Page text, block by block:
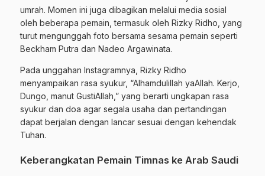
umrah. Momen ini juga dibagikan melalui media sosial
oleh beberapa pemain, termasuk oleh Rizky Ridho, yang
turut mengunggah foto bersama sesama pemain seperti
Beckham Putra dan Nadeo Argawinata.
Pada unggahan Instagramnya, Rizky Ridho
menyampaikan rasa syukur, “Alhamdulillah yaAllah. Kerjo,
Dungo, manut GustiAllah,” yang berarti ungkapan rasa
syukur dan doa agar segala usaha dan pertandingan
dapat berjalan dengan lancar sesuai dengan kehendak
Tuhan.
Keberangkatan Pemain Timnas ke Arab Saudi